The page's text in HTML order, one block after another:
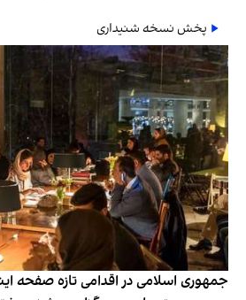
پخش نسخه شنیداری
جمهوری اسلامی در اقدامی تازه صفحه